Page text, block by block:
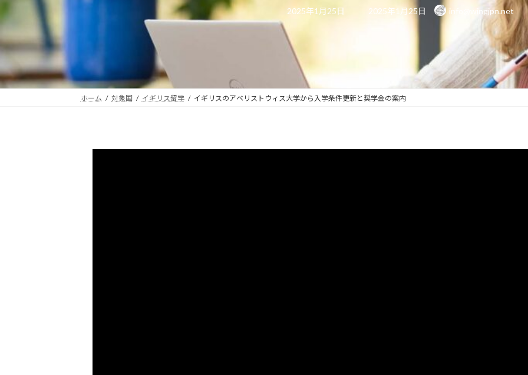
2025年1月25日
最
終
2025年1月25日 info@wingjpn.net
ホーム 対象国 イギリス留学 イギリスのアベリストウィス大学から入学条件更新と奨学金の案内